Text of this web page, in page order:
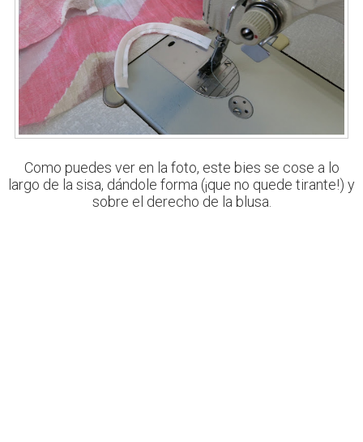
Como puedes ver en la foto, este bies se cose a lo
largo de la sisa, dándole forma (¡que no quede tirante!) y
sobre el derecho de la blusa.